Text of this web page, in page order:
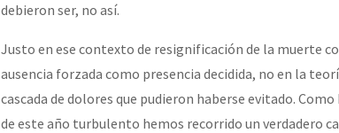
[25 abr – CDMX] Tokín por el CNI: 30 años de
debieron ser, no así.
Justo en ese contexto de resignificación de la muerte
ausencia forzada como presencia decidida, no en la
cascada de dolores que pudieron haberse evitado.
de este año turbulento hemos recorrido un verdadero